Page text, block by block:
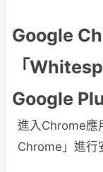
Google
「
Google
進入Chrome應
Chrome」進行